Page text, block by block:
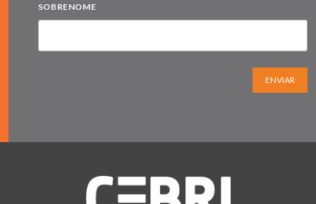
SOBRENOME
ENVIAR